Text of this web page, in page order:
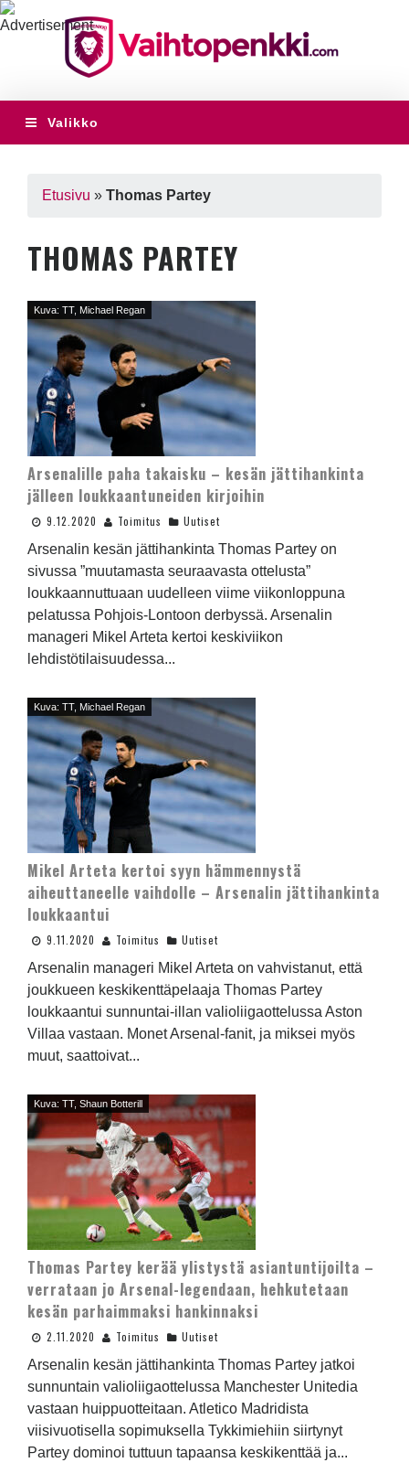
Valikko
Etusivu » Thomas Partey
THOMAS PARTEY
Kuva: TT, Michael Regan
Arsenalille paha takaisku – kesän jättihankinta
jälleen loukkaantuneiden kirjoihin
9.12.2020 Toimitus Uutiset
Arsenalin kesän jättihankinta Thomas Partey on
sivussa ”muutamasta seuraavasta ottelusta”
loukkaannuttuaan uudelleen viime viikonloppuna
pelatussa Pohjois-Lontoon derbyssä. Arsenalin
manageri Mikel Arteta kertoi keskiviikon
lehdistötilaisuudessa...
Kuva: TT, Michael Regan
Mikel Arteta kertoi syyn hämmennystä
aiheuttaneelle vaihdolle – Arsenalin jättihankinta
loukkaantui
9.11.2020 Toimitus Uutiset
Arsenalin manageri Mikel Arteta on vahvistanut, että
joukkueen keskikenttäpelaaja Thomas Partey
loukkaantui sunnuntai-illan valioliigaottelussa Aston
Villaa vastaan. Monet Arsenal-fanit, ja miksei myös
muut, saattoivat...
Kuva: TT, Shaun Botterill
Thomas Partey kerää ylistystä asiantuntijoilta –
verrataan jo Arsenal-legendaan, hehkutetaan
kesän parhaimmaksi hankinnaksi
2.11.2020 Toimitus Uutiset
Arsenalin kesän jättihankinta Thomas Partey jatkoi
sunnuntain valioliigaottelussa Manchester Unitedia
vastaan huippuotteitaan. Atletico Madridista
viisivuotisella sopimuksella Tykkimiehiin siirtynyt
Partey dominoi tuttuun tapaansa keskikenttää ja...